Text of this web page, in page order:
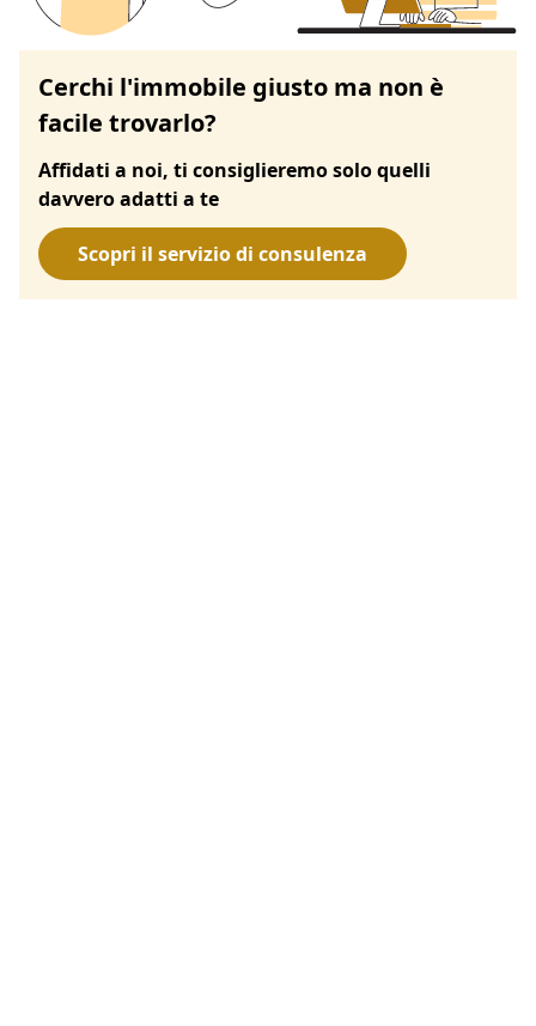
Cerchi l'immobile giusto ma non è
facile trovarlo?
Affidati a noi, ti consiglieremo solo quelli
davvero adatti a te
Scopri il servizio di consulenza